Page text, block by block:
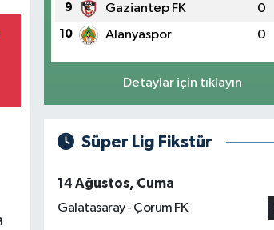
9 Gaziantep FK 0
10 Alanyaspor 0
Detaylar için tıklayın
Süper Lig Fikstür
14 Ağustos, Cuma
Galatasaray - Çorum FK